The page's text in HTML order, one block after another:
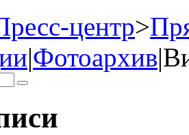
центр>
|Фотоархив|